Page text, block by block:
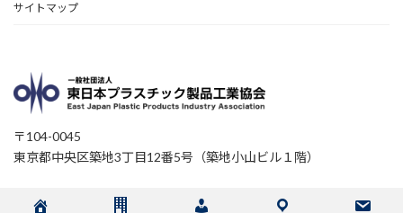
サイトマップ
〒104-0045
東京都中央区築地3丁目12番5号（築地小山ビル１階）
Copyright © 東日本プラスチック製品工業協会 All Rights Reserved.